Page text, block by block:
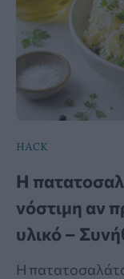
HACK
Η
νόστιμη αν
υλικό –
Η